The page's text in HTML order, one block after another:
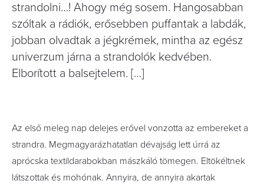
strandolni…! Ahogy még sosem. Hangosabban
szóltak a rádiók, erősebben puffantak a labdák,
jobban olvadtak a jégkrémek, mintha az egész
univerzum járna a strandolók kedvében.
Elborított a balsejtelem. […]
Az első meleg nap delejes erővel vonzotta az embereket a
strandra. Megmagyarázhatatlan dévajság lett úrrá az
aprócska textildarabokban mászkáló tömegen. Eltökéltnek
látszottak és mohónak. Annyira, de annyira akartak